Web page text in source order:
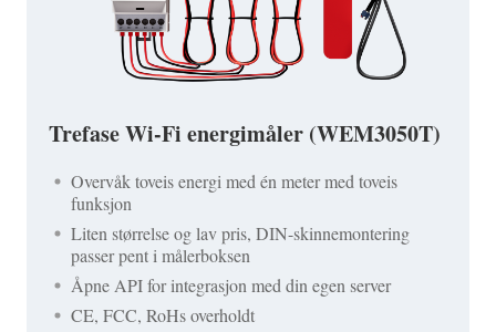
Trefase Wi-Fi energimåler (WEM3050T)
Overvåk toveis energi med én meter med toveis
funksjon
Liten størrelse og lav pris, DIN-skinnemontering
passer pent i målerboksen
Åpne API for integrasjon med din egen server
CE, FCC, RoHs overholdt